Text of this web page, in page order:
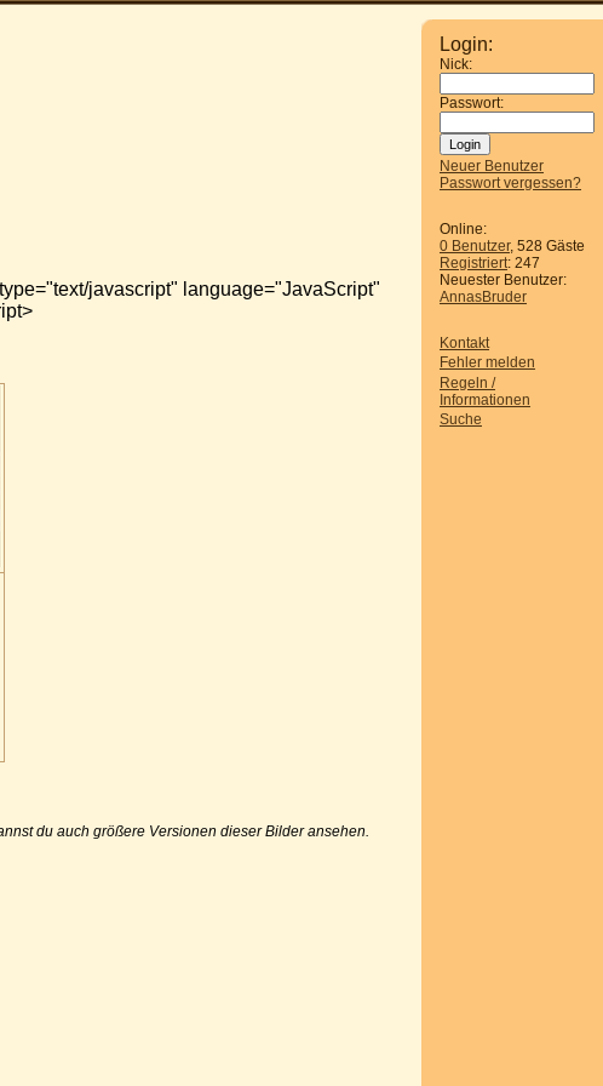
Login:
Nick:
Passwort:
Neuer Benutzer
Passwort vergessen?
Online:
0 Benutzer, 528 Gäste
Registriert: 247
Neuester Benutzer:
AnnasBruder
Kontakt
Fehler melden
Regeln /
Informationen
Suche
javascript" language="JavaScript"
du auch größere Versionen dieser Bilder ansehen.